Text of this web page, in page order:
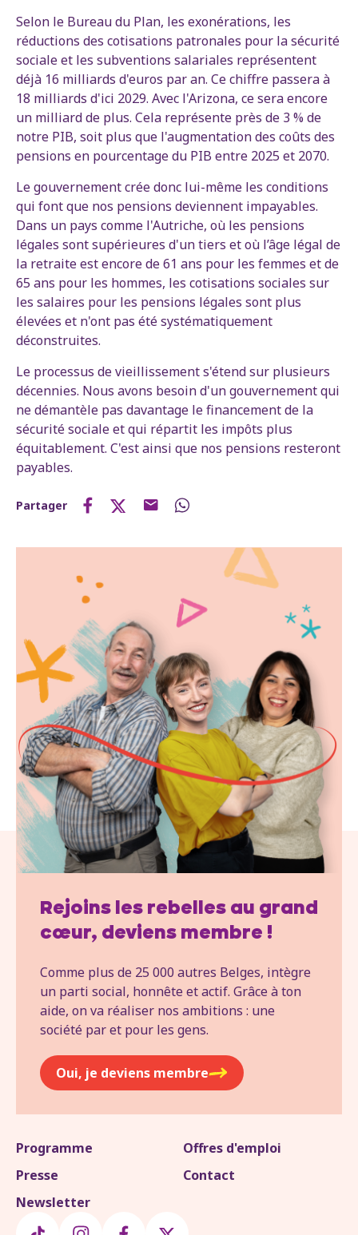
Selon le Bureau du Plan, les exonérations, les
réductions des cotisations patronales pour la sécurité
sociale et les subventions salariales représentent
déjà 16 milliards d'euros par an. Ce chiffre passera à
18 milliards d'ici 2029. Avec l'Arizona, ce sera encore
un milliard de plus. Cela représente près de 3 % de
notre PIB, soit plus que l'augmentation des coûts des
pensions en pourcentage du PIB entre 2025 et 2070.
Le gouvernement crée donc lui-même les conditions
qui font que nos pensions deviennent impayables.
Dans un pays comme l'Autriche, où les pensions
légales sont supérieures d'un tiers et où l’âge légal de
la retraite est encore de 61 ans pour les femmes et de
65 ans pour les hommes, les cotisations sociales sur
les salaires pour les pensions légales sont plus
élevées et n'ont pas été systématiquement
déconstruites.
Le processus de vieillissement s'étend sur plusieurs
décennies. Nous avons besoin d'un gouvernement qui
ne démantèle pas davantage le financement de la
sécurité sociale et qui répartit les impôts plus
équitablement. C'est ainsi que nos pensions resteront
payables.
Partager
Rejoins les rebelles au grand
cœur, deviens membre !
Comme plus de 25 000 autres Belges, intègre
un parti social, honnête et actif. Grâce à ton
aide, on va réaliser nos ambitions : une
société par et pour les gens.
Oui, je deviens membre
Programme
Offres d'emploi
Presse
Contact
Newsletter